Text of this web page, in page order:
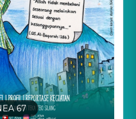
67